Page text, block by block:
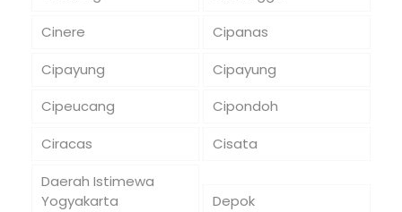
Cinere
Cipanas
Cipayung
Cipayung
Cipeucang
Cipondoh
Ciracas
Cisata
Daerah Istimewa
Yogyakarta
Depok